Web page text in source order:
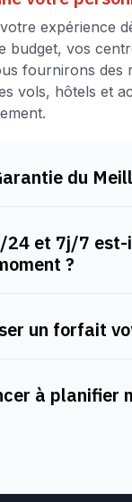
expérience
budget, vos
fournirons des
vols, hôtels et
du
24 et 7j/7
?
un forfait
à planifier